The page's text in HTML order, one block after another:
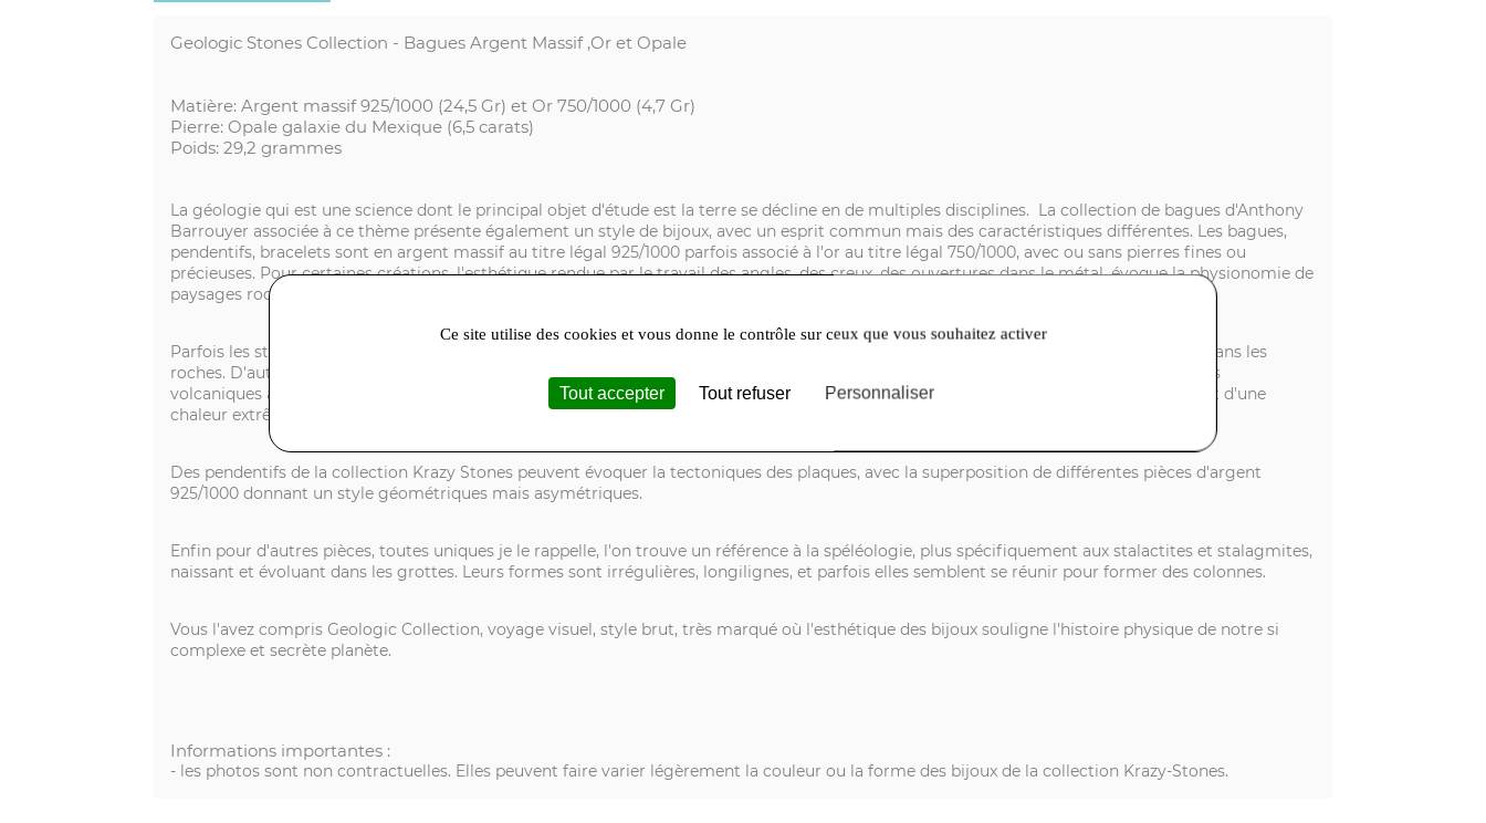
Geologic Stones Collection - Bagues Argent Massif ,Or et Opale
Matière: Argent massif 925/1000 (24,5 Gr) et Or 750/1000 (4,7 Gr)
Pierre: Opale galaxie du Mexique (6,5 carats)
Poids: 29,2 grammes
La géologie qui est une science dont le principal objet d'étude est la terre se décline en de multiples disciplines. La collection de bagues d'Anthony
Barrouyer associée à ce thème présente également un style de bijoux, avec un esprit commun mais des caractéristiques différentes. Les bagues,
pendentifs, bracelets sont en argent massif au titre légal 925/1000 parfois associé à l'or au titre légal 750/1000, avec ou sans pierres fines ou
précieuses. Pour certaines créations, l'esthétique rendue par le travail des angles, des creux, des ouvertures dans le métal, évoque la physionomie de
paysages rocheux, de falaises, de crevasses, escarpés, marqués par l'érosion du temps.
Parfois les stries dans le métal de la bague rappellent la superposition des couches sédimentaires géologiques que l'on peut observer dans les
roches. D'autres bijoux en argent 925/1000 et or 750/1000, peuvent se rapprocher du volcanisme et plus précisément l'aspect des roches
volcaniques après éruption comme les scories, les métaux semblent avoir fusionnés ou avoir fondus, ou même avoir éclatés, sous l'effet d'une
chaleur extrême.
Des pendentifs de la collection Krazy Stones peuvent évoquer la tectoniques des plaques, avec la superposition de différentes pièces d'argent
925/1000 donnant un style géométriques mais asymétriques.
Enfin pour d'autres pièces, toutes uniques je le rappelle, l'on trouve un référence à la spéléologie, plus spécifiquement aux stalactites et stalagmites,
naissant et évoluant dans les grottes. Leurs formes sont irrégulières, longilignes, et parfois elles semblent se réunir pour former des colonnes.
Vous l'avez compris Geologic Collection, voyage visuel, style brut, très marqué où l'esthétique des bijoux souligne l'histoire physique de notre si
complexe et secrète planète.
Informations importantes :
- les photos sont non contractuelles. Elles peuvent faire varier légèrement la couleur ou la forme des bijoux de la collection Krazy-Stones.
Ce site utilise des cookies et vous donne le contrôle sur ceux que vous souhaitez activer
Tout accepter Tout refuser Personnaliser